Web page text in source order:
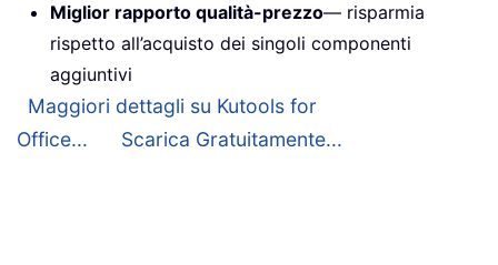
Miglior rapporto qualità-prezzo— risparmia
rispetto all’acquisto dei singoli componenti
aggiuntivi
Maggiori dettagli su Kutools for
Office...
Scarica Gratuitamente...